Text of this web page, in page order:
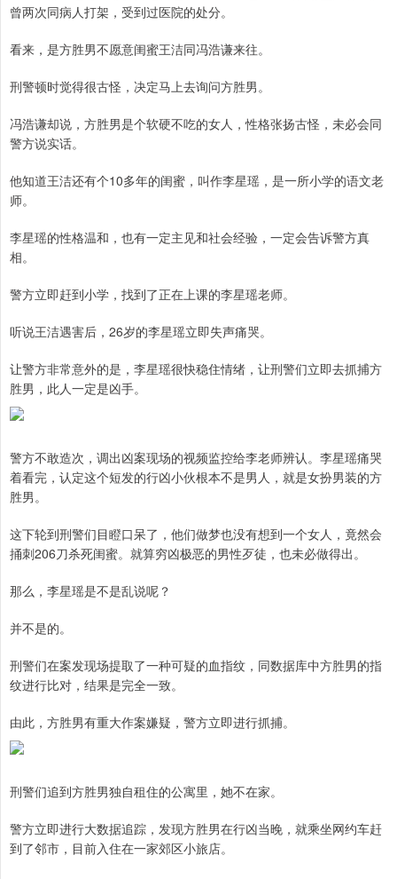
曾两次同病人打架，受到过医院的处分。
看来，是方胜男不愿意闺蜜王洁同冯浩谦来往。
刑警顿时觉得很古怪，决定马上去询问方胜男。
冯浩谦却说，方胜男是个软硬不吃的女人，性格张扬古怪，未必会同
警方说实话。
他知道王洁还有个10多年的闺蜜，叫作李星瑶，是一所小学的语文老
师。
李星瑶的性格温和，也有一定主见和社会经验，一定会告诉警方真
相。
警方立即赶到小学，找到了正在上课的李星瑶老师。
听说王洁遇害后，26岁的李星瑶立即失声痛哭。
让警方非常意外的是，李星瑶很快稳住情绪，让刑警们立即去抓捕方
胜男，此人一定是凶手。
警方不敢造次，调出凶案现场的视频监控给李老师辨认。李星瑶痛哭
着看完，认定这个短发的行凶小伙根本不是男人，就是女扮男装的方
胜男。
这下轮到刑警们目瞪口呆了，他们做梦也没有想到一个女人，竟然会
捅刺206刀杀死闺蜜。就算穷凶极恶的男性歹徒，也未必做得出。
那么，李星瑶是不是乱说呢？
并不是的。
刑警们在案发现场提取了一种可疑的血指纹，同数据库中方胜男的指
纹进行比对，结果是完全一致。
由此，方胜男有重大作案嫌疑，警方立即进行抓捕。
刑警们追到方胜男独自租住的公寓里，她不在家。
警方立即进行大数据追踪，发现方胜男在行凶当晚，就乘坐网约车赶
到了邻市，目前入住在一家郊区小旅店。